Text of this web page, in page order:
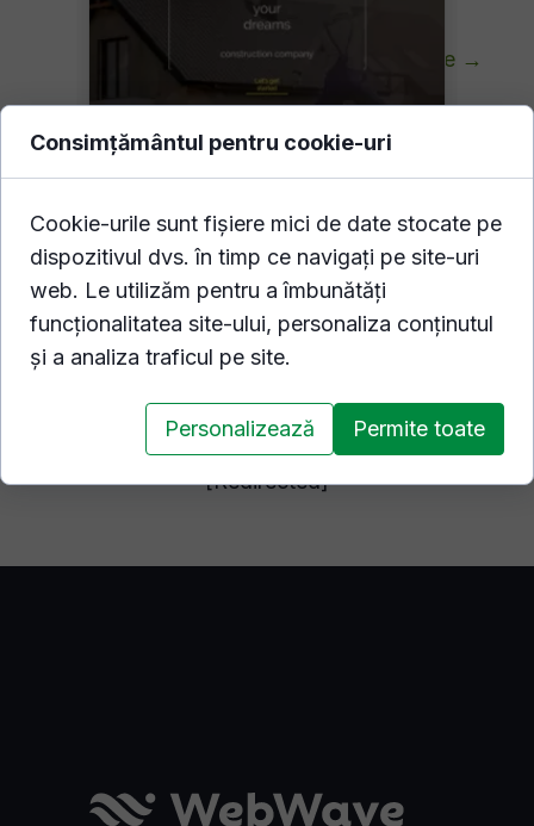
Companie de construcţii 1
[Redirected]
Vezi toate șabloanele →
Consimțământul pentru cookie-uri
Cookie-urile sunt fișiere mici de date stocate pe
dispozitivul dvs. în timp ce navigați pe site-uri
web. Le utilizăm pentru a îmbunătăți
funcționalitatea site-ului, personaliza conținutul
și a analiza traficul pe site.
Personalizează Permite toate